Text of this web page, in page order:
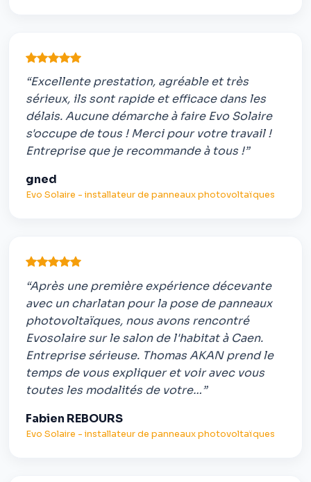
“Excellente prestation, agréable et très
sérieux, ils sont rapide et efficace dans les
délais. Aucune démarche à faire Evo Solaire
s'occupe de tous ! Merci pour votre travail !
Entreprise que je recommande à tous !”
gned
Evo Solaire - installateur de panneaux photovoltaïques
“Après une première expérience décevante
avec un charlatan pour la pose de panneaux
photovoltaïques, nous avons rencontré
Evosolaire sur le salon de l'habitat à Caen.
Entreprise sérieuse. Thomas AKAN prend le
temps de vous expliquer et voir avec vous
toutes les modalités de votre…”
Fabien REBOURS
Evo Solaire - installateur de panneaux photovoltaïques